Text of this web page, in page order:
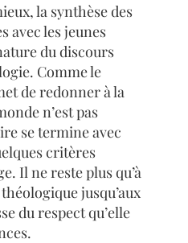
la synthèse des
avec les jeunes
du discours
Comme le
de redonner à la
n’est pas
se termine avec
critères
Il ne reste plus qu’à
jusqu’aux
du respect qu’elle